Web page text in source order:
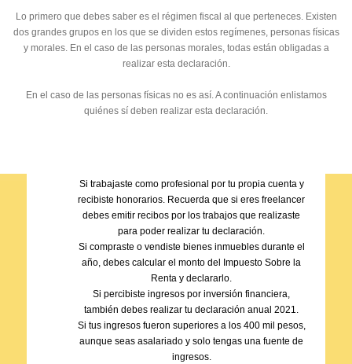
Lo primero que debes saber es el régimen fiscal al que perteneces. Existen
dos grandes grupos en los que se dividen estos regímenes, personas físicas
y morales. En el caso de las personas morales, todas están obligadas a
realizar esta declaración.
En el caso de las personas físicas no es así. A continuación enlistamos
quiénes sí deben realizar esta declaración.
Personas Físicas:
Si eres asalariado pero trabajaste para más de un
Si trabajaste como profesional por tu propia cuenta y
recibiste honorarios. Recuerda que si eres freelancer
debes emitir recibos por los trabajos que realizaste
para poder realizar tu declaración.
Si compraste o vendiste bienes inmuebles durante el
año, debes calcular el monto del Impuesto Sobre la
Renta y declararlo.
Si percibiste ingresos por inversión financiera,
también debes realizar tu declaración anual 2021.
Si tus ingresos fueron superiores a los 400 mil pesos,
aunque seas asalariado y solo tengas una fuente de
ingresos.